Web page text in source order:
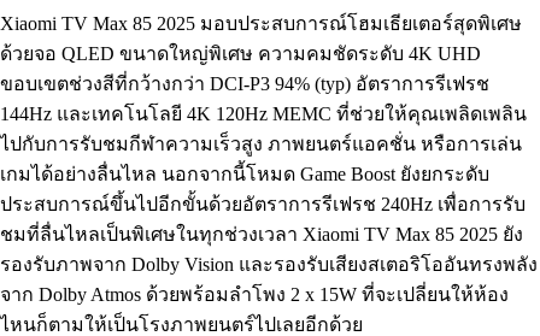
Xiaomi TV Max 85 2025 มอบประสบการณ์โฮมเธียเตอร์สุดพิเศษ
ด้วยจอ QLED ขนาดใหญ่พิเศษ ความคมชัดระดับ 4K UHD
ขอบเขตช่วงสีที่กว้างกว่า DCI-P3 94% (typ) อัตราการรีเฟรช
144Hz และเทคโนโลยี 4K 120Hz MEMC ที่ช่วยให้คุณเพลิดเพลิน
ไปกับการรับชมกีฬาความเร็วสูง ภาพยนตร์แอคชั่น หรือการเล่น
เกมได้อย่างลื่นไหล นอกจากนี้โหมด Game Boost ยังยกระดับ
ประสบการณ์ขึ้นไปอีกขั้นด้วยอัตราการรีเฟรช 240Hz เพื่อการรับ
ชมที่ลื่นไหลเป็นพิเศษในทุกช่วงเวลา Xiaomi TV Max 85 2025 ยัง
รองรับภาพจาก Dolby Vision และรองรับเสียงสเตอริโออันทรงพลัง
จาก Dolby Atmos ด้วยพร้อมลำโพง 2 x 15W ที่จะเปลี่ยนให้ห้อง
ไหนก็ตามให้เป็นโรงภาพยนตร์ไปเลยอีกด้วย